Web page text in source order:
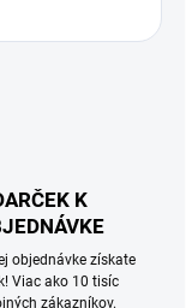
K
objednávke získate
Viac ako 10 tisíc
zákazníkov.